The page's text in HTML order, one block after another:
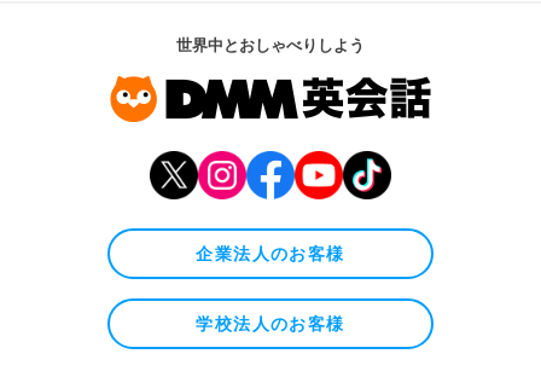
世界中とおしゃべりしよう
企業法人のお客様
学校法人のお客様